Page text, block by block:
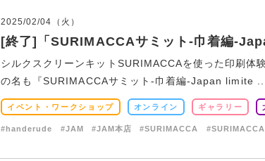
2025/02/04（火）
[終了]「SURIMACCAサミット-巾着編-
シルクスクリーンキットSURIMACCAを使った印刷体
の名も『SURIMACCAサミット-巾着編-Japan limite
イベント・ワークショップ オンライン ギャラリー
#handerude #JAM #JAM本店 #SURIMACCA